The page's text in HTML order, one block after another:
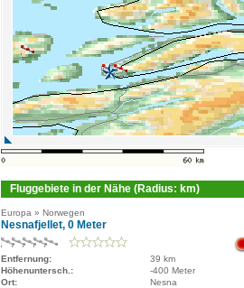
Fluggebiete in der Nähe (Radius: km)
Europa » Norwegen
Nesnafjellet, 0 Meter
Entfernung:
39 km
Höhenuntersch.:
-400 Meter
Ort:
Nesna